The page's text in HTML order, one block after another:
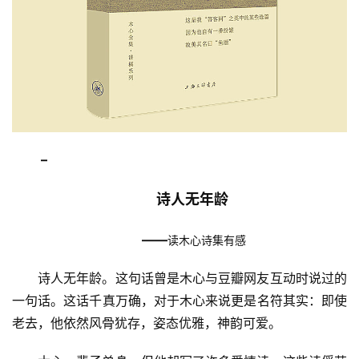
–
诗人无年龄
——读木心诗集有感
诗人无年龄。这句话曾是木心与豆瓣网友互动时说过的
一句话。这话千真万确，对于木心来说更是名符其实：即使
老去，他依然风骨犹存，姿态优雅，神韵可爱。